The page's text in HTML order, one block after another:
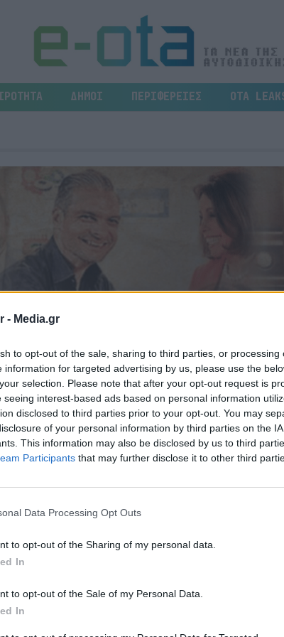
- Media.gr
to opt-out of the sale, sharing to third parties, or processing
information for targeted advertising by us, please use the
selection. Please note that after your opt-out request is
seeing interest-based ads based on personal information
disclosed to third parties prior to your opt-out. You may
of your personal information by third parties on the
This information may also be disclosed by us to third
Participants that may further disclose it to other third
Data Processing Opt Outs
to opt-out of the Sharing of my personal data.
In
to opt-out of the Sale of my Personal Data.
In
ΔΗΜΟΙ ΠΕΡΙΦΕΡΕΙΕΣ OTA
κατεβαίνουν
το σανίδι και